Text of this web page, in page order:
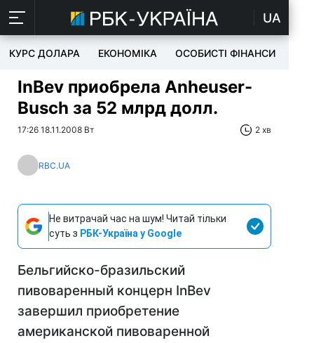
UA
КУРС ДОЛАРА ЕКОНОМІКА ОСОБИСТІ ФІНАНСИ
InBev приобрела Anheuser-
Busch за 52 млрд долл.
17:26 18.11.2008 Вт 2 хв
RBC.UA
Не витрачай час на шум! Читай тільки
суть з РБК-Україна у Google
Бельгийско-бразильский
пивоваренный концерн InBev
завершил приобретение
американской пивоваренной